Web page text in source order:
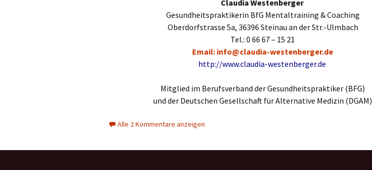
Claudia Westenberger
Gesundheitspraktikerin BfG Mentaltraining & Coaching
Oberdorfstrasse 5a, 36396 Steinau an der Str.-Ulmbach
Tel.: 0 66 67 – 15 21
Email: info@claudia-westenberger.de
http://www.claudia-westenberger.de
Mitglied im Berufsverband der Gesundheitspraktiker (BFG)
und der Deutschen Gesellschaft für Alternative Medizin (DGAM)
Alle 2 Kommentare anzeigen